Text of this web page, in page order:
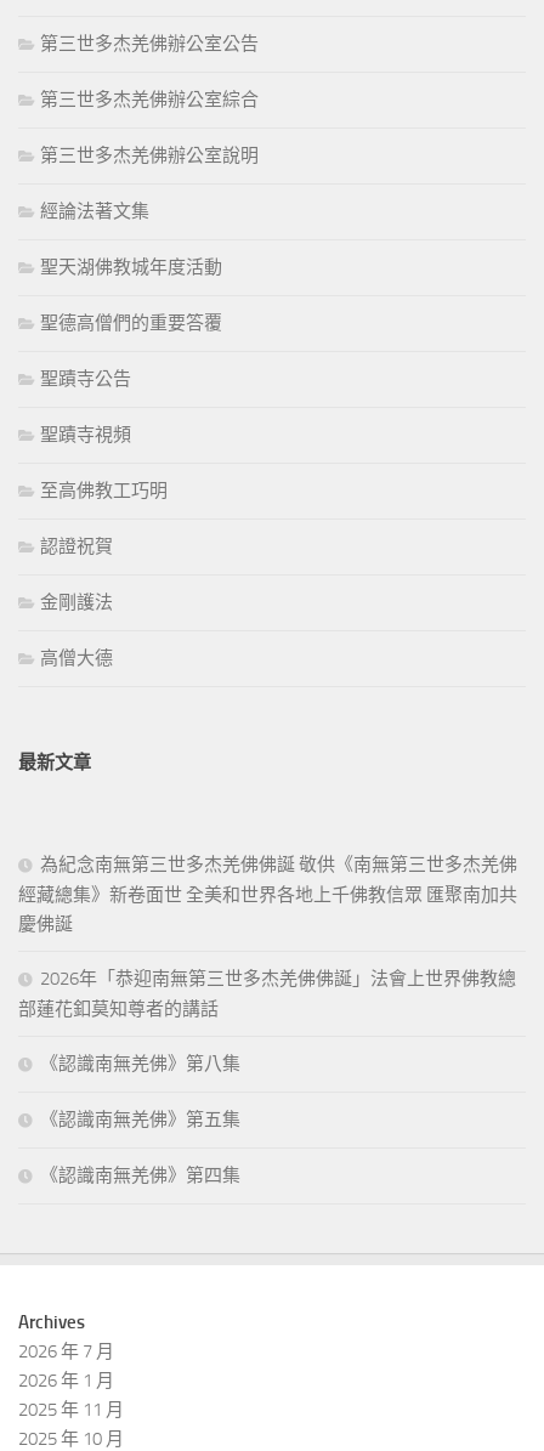
第三世多杰羌佛辦公室公告
第三世多杰羌佛辦公室綜合
第三世多杰羌佛辦公室說明
經論法著文集
聖天湖佛教城年度活動
聖德高僧們的重要答覆
聖蹟寺公告
聖蹟寺視頻
至高佛教工巧明
認證祝賀
金剛護法
高僧大德
最新文章
為紀念南無第三世多杰羌佛佛誕 敬供《南無第三世多杰羌佛
經藏總集》新卷面世 全美和世界各地上千佛教信眾 匯聚南加共
慶佛誕
2026年「恭迎南無第三世多杰羌佛佛誕」法會上世界佛教總
部蓮花釦莫知尊者的講話
《認識南無羌佛》第八集
《認識南無羌佛》第五集
《認識南無羌佛》第四集
Archives
2026 年 7 月
2026 年 1 月
2025 年 11 月
2025 年 10 月